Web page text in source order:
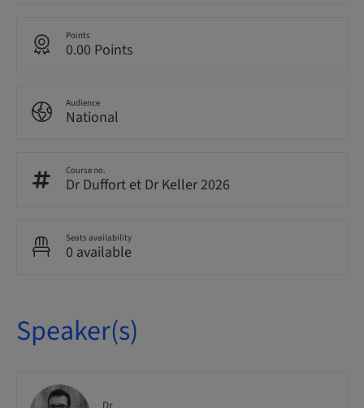
Points
0.00 Points
Audience
National
Course no.
Dr Duffort et Dr Keller 2026
Seats availability
0 available
Speaker(s)